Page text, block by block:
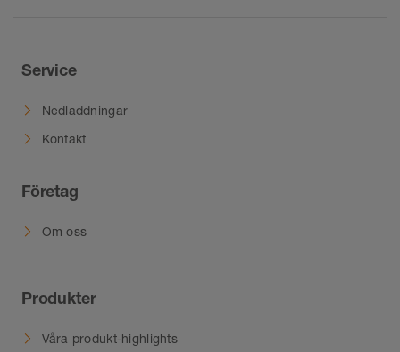
Service
Nedladdningar
Kontakt
Företag
Om oss
Produkter
Våra produkt-highlights